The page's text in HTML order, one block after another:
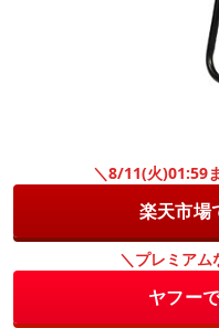
＼8/11(火)01:59
楽天市場
＼プレミアム
ヤフー